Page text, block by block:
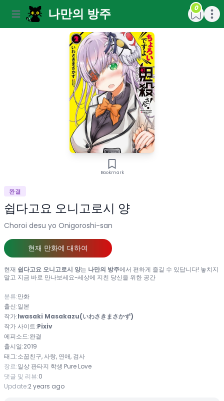
Open main menu나만의 방주 Open
0
Bookmark
완결
쉽다고요 오니고로시 양
Choroi desu yo Onigoroshi-san
현재 만화에 대하여
현재 쉽다고요 오니고로시 양는 나만의 방주에서 편하게 즐길 수 있답니다! 놓치지
말고 지금 바로 만나보세요~세상에 지친 당신을 위한 공간
분류:만화
출신:일본
작가:Iwasaki Masakazu(いわさきまさかず)
작가 사이트:Pixiv
에피소드:완결
출시일:2019
태그:소꿉친구, 사랑, 연애, 검사
장르:일상 판타지 학생 Pure Love
댓글 및 리뷰:0
Update:2 years ago